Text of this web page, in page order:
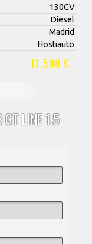
130CV
Diesel
Madrid
Hostiauto
11.500 €
LINE 1.5